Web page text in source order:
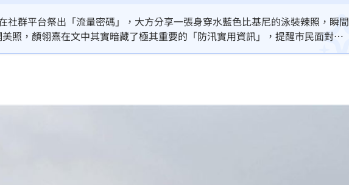
友化妝師 10:06
出慘痛代價
龍回應了 10:02
社群平台祭出「流量密碼」，大方分享一張身穿水藍色比基尼的泳裝辣照，瞬間
照，顏翎熹在文中其實暗藏了極其重要的「防汛實用資訊」，提醒市民面對接
嘉義市政府最高10萬元的防水閘門補助。這場將高流量完美轉化為實質政令宣
生硬的防災資訊深植人心。